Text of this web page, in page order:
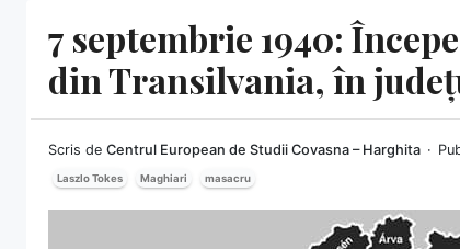
7 septembrie 1940:
din Transilvania, în
Scris de Centrul European de Studii Covasna – Harghita
Laszlo Tokes Maghiari masacru